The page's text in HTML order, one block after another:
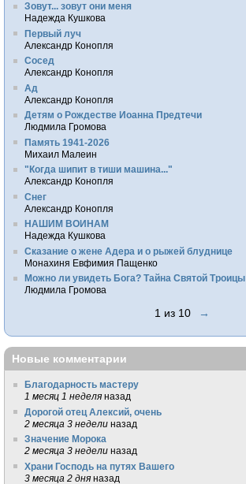
Зовут... зовут они меня
Надежда Кушкова
Первый луч
Александр Конопля
Сосед
Александр Конопля
Ад
Александр Конопля
Детям о Рождестве Иоанна Предтечи
Людмила Громова
Память 1941-2026
Михаил Малеин
"Когда шипит в тиши машина..."
Александр Конопля
Снег
Александр Конопля
НАШИМ ВОИНАМ
Надежда Кушкова
Сказание о жене Адера и о рыжей блуднице
Монахиня Евфимия Пащенко
Можно ли увидеть Бога? Тайна Святой Троицы
Людмила Громова
1 из 10 →
Новые комментарии
Благодарность мастеру
1 месяц 1 неделя назад
Дорогой отец Алексий, очень
2 месяца 3 недели назад
Значение Морока
2 месяца 3 недели назад
Храни Господь на путях Вашего
3 месяца 2 дня назад